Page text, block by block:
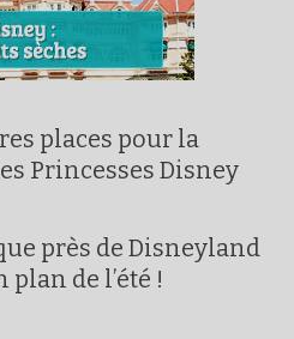
places pour la
Princesses Disney
près de Disneyland
plan de l’été !